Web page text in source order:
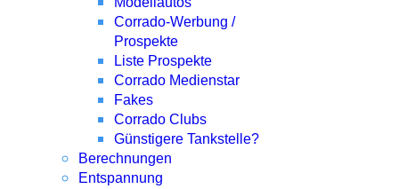
Corrado-Werbung /
Prospekte
Liste Prospekte
Corrado Medienstar
Fakes
Corrado Clubs
Günstigere Tankstelle?
Berechnungen
Entspannung